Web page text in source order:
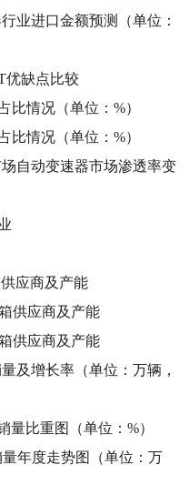
业进口金额预测（单位：
优缺点比较
比情况（单位：%）
比情况（单位：%）
自动变速器市场渗透率变
应商及产能
供应商及产能
供应商及产能
及增长率（单位：万辆，
量比重图（单位：%）
量年度走势图（单位：万